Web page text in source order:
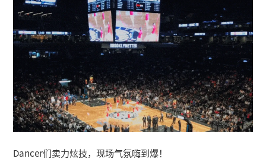
Dancer们卖力炫技，现场气氛嗨到爆！